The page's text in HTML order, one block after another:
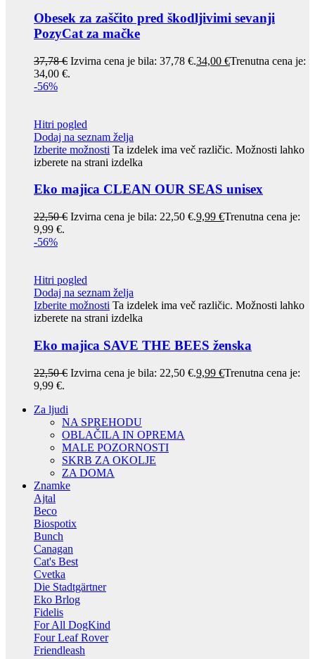
Obesek za zaščito pred škodljivimi sevanji
PozyCat za mačke
37,78€ Izvirna cena je bila: 37,78 €.34,00 €Trenutna cena je:
34,00 €.
-56%
Hitri pogled
Dodaj na seznam želja
Izberite možnosti Ta izdelek ima več različic. Možnosti lahko
izberete na strani izdelka
Eko majica CLEAN OUR SEAS unisex
22,50€ Izvirna cena je bila: 22,50 €.9,99 €Trenutna cena je:
9,99 €.
-56%
Hitri pogled
Dodaj na seznam želja
Izberite možnosti Ta izdelek ima več različic. Možnosti lahko
izberete na strani izdelka
Eko majica SAVE THE BEES ženska
22,50€ Izvirna cena je bila: 22,50 €.9,99 €Trenutna cena je:
9,99 €.
Za ljudi
NA SPREHODU
OBLAČILA IN OPREMA
MALE POZORNOSTI
SKRB ZA OKOLJE
ZA DOMA
Znamke
Ajtal
Beco
Biospotix
Bunch
Canagan
Cat's Best
Cvetka
Die Stadtgärtner
Eko Brlog
Fidelis
For All DogKind
Four Leaf Rover
Friendleash